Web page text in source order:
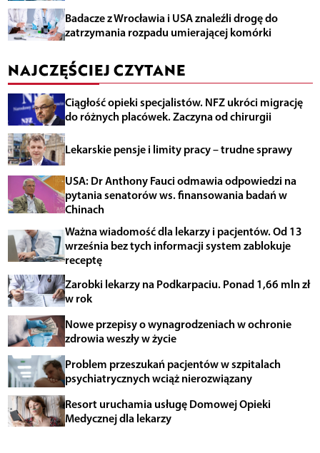
Badacze z Wrocławia i USA znaleźli drogę do
zatrzymania rozpadu umierającej komórki
NAJCZĘŚCIEJ CZYTANE
Ciągłość opieki specjalistów. NFZ ukróci migrację
do różnych placówek. Zaczyna od chirurgii
Lekarskie pensje i limity pracy – trudne sprawy
USA: Dr Anthony Fauci odmawia odpowiedzi na
pytania senatorów ws. finansowania badań w
Chinach
Ważna wiadomość dla lekarzy i pacjentów. Od 13
września bez tych informacji system zablokuje
receptę
Zarobki lekarzy na Podkarpaciu. Ponad 1,66 mln zł
w rok
Nowe przepisy o wynagrodzeniach w ochronie
zdrowia weszły w życie
Problem przeszukań pacjentów w szpitalach
psychiatrycznych wciąż nierozwiązany
Resort uruchamia usługę Domowej Opieki
Medycznej dla lekarzy